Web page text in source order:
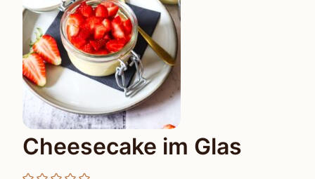
Cheesecake im Glas